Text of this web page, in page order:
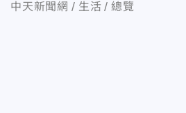
中天新聞網 生活 總覽